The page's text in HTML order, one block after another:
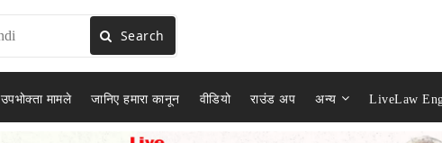
Search
उपभोक्ता मामले जानिए हमारा कानून वीडियो राउंड अप अन्य LiveLaw